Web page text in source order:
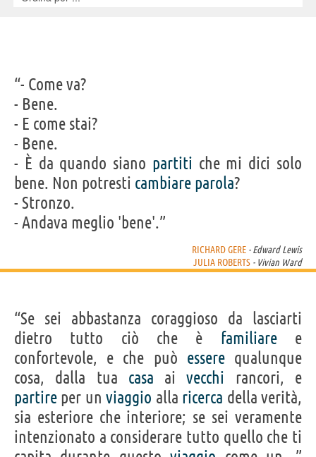
IDENTIKIT E DATI ANAGRAFICI
Nome
Cognome
Nato 28 ottobre 1967 a Atlanta
Sesso femminile
Nazionalità
Professione
Segno zodiacale Scorpione
FILM DI JULIA ROBERTS
Acquista film con Julia Roberts su
Frasi, citazioni e aforismi di Julia Roberts
31IN ITALIANO
“La chiave della bellezza è avere sempre qualcuno
“- Come va?
- Bene.
- E come stai?
- Bene.
- È da quando siano partiti che mi dici solo
bene. Non potresti cambiare parola?
- Stronzo.
- Andava meglio 'bene'.”
RICHARD GERE - Edward Lewis
JULIA ROBERTS - Vivian Ward
“Se sei abbastanza coraggioso da lasciarti
dietro tutto ciò che è familiaree
confortevole, e che può esserequalunque
cosa, dalla tua casa aivecchi rancori, e
partire per unviaggio alla ricerca della verità,
sia esteriore che interiore; se sei veramente
intenzionato a considerare tutto quello che ti